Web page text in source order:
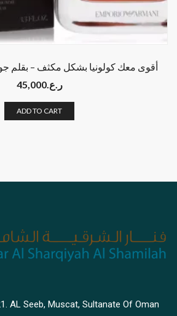
أقوى معك كولونيا بشكل مكثف – بقلم
ر.ع.45,000
ADD TO CART
AL Seeb, Muscat, Sultanate Of Oman